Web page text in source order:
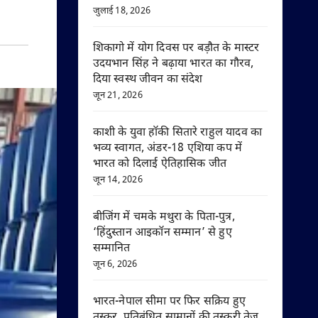
जुलाई 18, 2026
शिकागो में योग दिवस पर बड़ौत के मास्टर
उदयभान सिंह ने बढ़ाया भारत का गौरव,
दिया स्वस्थ जीवन का संदेश
जून 21, 2026
काशी के युवा हॉकी सितारे राहुल यादव का
भव्य स्वागत, अंडर-18 एशिया कप में
भारत को दिलाई ऐतिहासिक जीत
जून 14, 2026
बीजिंग में चमके मथुरा के पिता-पुत्र,
‘हिंदुस्तान आइकॉन सम्मान’ से हुए
सम्मानित
जून 6, 2026
भारत-नेपाल सीमा पर फिर सक्रिय हुए